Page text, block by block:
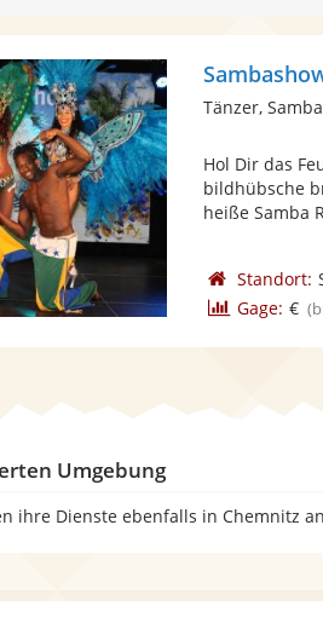
Tänzer, Samba
Hol Dir das
bildhübsche
heiße Samba
Standort:
Gage: €
Umgebung
ihre Dienste ebenfalls in Chemnitz